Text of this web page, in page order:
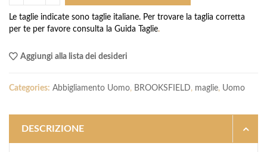
Le taglie indicate sono taglie italiane. Per trovare la taglia corretta
per te per favore consulta la Guida Taglie.
Aggiungi alla lista dei desideri
Categories: Abbigliamento Uomo, BROOKSFIELD, maglie, Uomo
DESCRIZIONE